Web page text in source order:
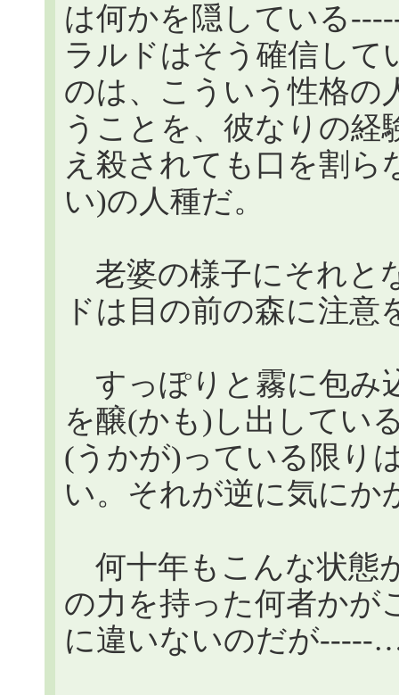
は何かを隠している
ラルドはそう確信して
のは、こういう性格の
うことを、彼なりの経
え殺されても口を割
い)の人種だ。
老婆の様子にそれと
ドは目の前の森に注意
すっぽりと霧に包み
を醸(かも)し出してい
(うかが)っている限り
い。それが逆に気にか
何十年もこんな状態
の力を持った何者かが
に違いないのだが